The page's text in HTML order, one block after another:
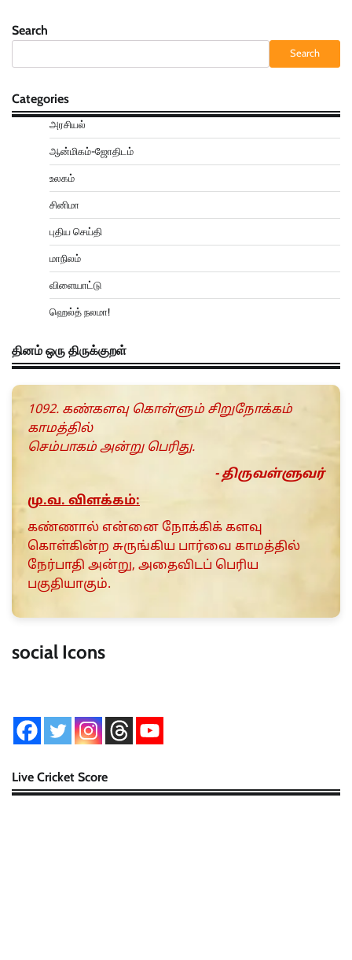
Search
Search
Categories
அரசியல்
ஆன்மிகம்-ஜோதிடம்
உலகம்
சினிமா
புதிய செய்தி
மாநிலம்
விளையாட்டு
ஹெல்த் நலமா!
தினம் ஒரு திருக்குறள்
1092. கண்களவு கொள்ளும் சிறுநோக்கம்
காமத்தில்
செம்பாகம் அன்று பெரிது.
- திருவள்ளுவர்
மு.வ. விளக்கம்:
கண்ணால் என்னை நோக்கிக் களவு
கொள்கின்ற சுருங்கிய பார்வை காமத்தில்
நேர்பாதி அன்று, அதைவிடப் பெரிய
பகுதியாகும்.
social Icons
Live Cricket Score